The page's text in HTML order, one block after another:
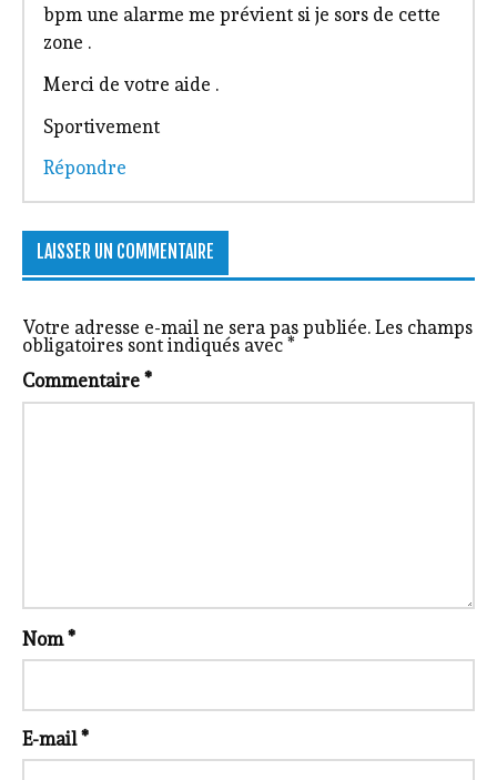
bpm une alarme me prévient si je sors de cette
zone .
Merci de votre aide .
Sportivement
Répondre
LAISSER UN COMMENTAIRE
Votre adresse e-mail ne sera pas publiée. Les champs
obligatoires sont indiqués avec*
Commentaire*
Nom*
E-mail*